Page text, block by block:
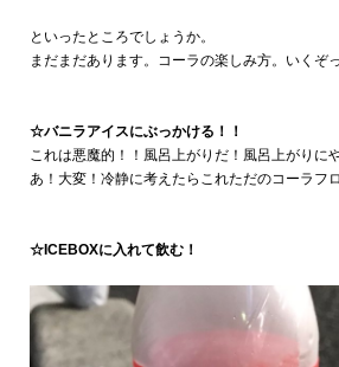
といったところでしょうか。
まだまだあります。コーラの楽しみ方。いくぞ
☆バニラアイスにぶっかける！！
これは悪魔的！！風呂上がりだ！風呂上がりに
あ！大変！冷静に考えたらこれただのコーラフ
☆ICEBOXに入れて飲む！